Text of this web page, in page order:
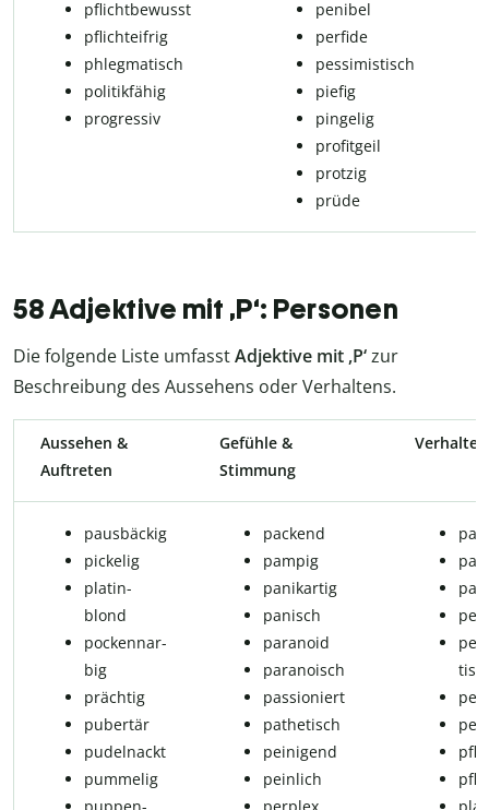
pflicht­be­wusst
pflichteifrig
phleg­ma­tisch
po­li­tik­fä­hig
pro­gres­siv
penibel
perfide
pessimistisch
piefig
pin­ge­lig
pro­fit­geil
protzig
prüde
58 Adjektive mit ,P‘: Personen
Die folgende Liste umfasstAdjektive mit ,P‘zur
Beschreibung des Aussehens oder Verhaltens.
Aussehen &
Auftreten
Gefühle &
Stimmung
Verhalten
pausbäckig
pickelig
pla­tin­
blond
po­cken­nar­
big
prächtig
pubertär
pudelnackt
pummelig
packend
pampig
panikartig
panisch
paranoid
paranoisch
pas­si­o­niert
pa­the­tisch
peinigend
peinlich